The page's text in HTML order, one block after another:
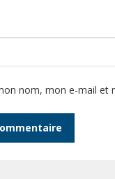
nom, mon e-mail et